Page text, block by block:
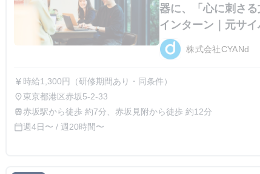
器に、「心に刺さ
インターン｜元サ
株式会社CYANd
currency_yen 時給1,300円（研修期間あり・同条件）
place東京都港区赤坂5-2-33
train赤坂駅から徒歩 約7分、赤坂見附から徒歩 約12分
calendar_today週4日〜 / 週20時間〜